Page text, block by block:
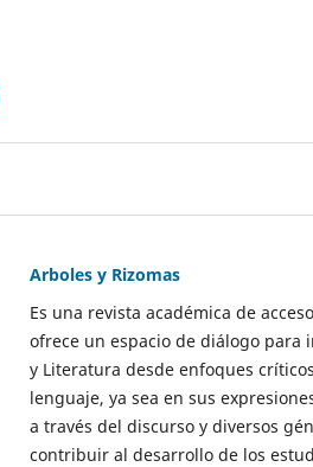
Arboles y Rizomas
Es una revista académica de
ofrece un espacio de diálogo para
y Literatura desde enfoques
lenguaje, ya sea en sus
a través del discurso y diversos
contribuir al desarrollo de los